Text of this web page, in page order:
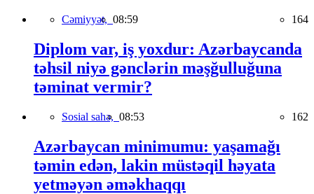
Cəmiyyət, 08:59 164
Diplom var, iş yoxdur: Azərbaycanda
təhsil niyə gənclərin məşğulluğuna
təminat vermir?
Sosial sahə, 08:53 162
Azərbaycan minimumu: yaşamağı
təmin edən, lakin müstəqil həyata
yetməyən əməkhaqqı